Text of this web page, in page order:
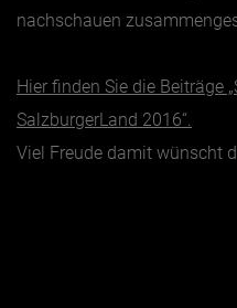
August
Oktober
November
nachschauen
Hier finden Sie die Beiträge
SalzburgerLand 2016“.
Viel Freude damit wünscht